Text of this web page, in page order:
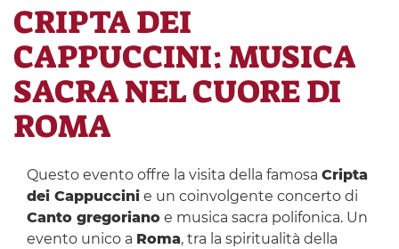
CRIPTA DEI
CAPPUCCINI: MUSICA
SACRA NEL CUORE DI
ROMA
Questo evento offre la visita della famosa Cripta
dei Cappuccinie un coinvolgente concerto di
Canto gregorianoe musica sacra polifonica. Un
evento unico a Roma, tra la spiritualità della